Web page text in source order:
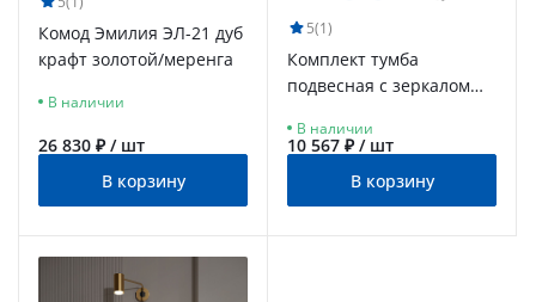
Комод Эмилия ЭЛ-21 дуб
крафт золотой/меренга
В наличии
26 830 ₽ / шт
В корзину
5(1)
Комплект тумба
подвесная с зеркалом
золотой/меренга
В наличии
10 567 ₽ / шт
В корзину